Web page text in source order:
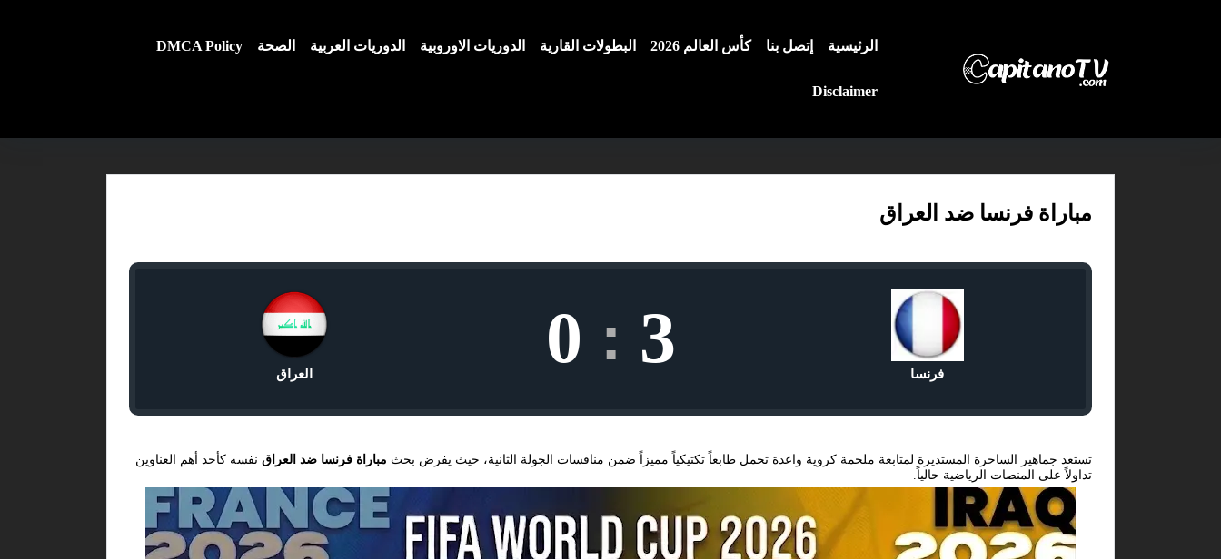
الرئيسية إتصل بنا كأس العالم 2026 البطولات القارية الدوريات الاوروبية الدوريات العربية الصحة DMCA Policy
Disclaimer
مباراة فرنسا ضد العراق
فرنسا 3
:
0 العراق
تستعد جماهير الساحرة المستديرة لمتابعة ملحمة كروية واعدة تحمل طابعاً تكتيكياً مميزاً ضمن منافسات الجولة الثانية، حيث يفرض بحث مباراة فرنسا ضد العراق نفسه كأحد أهم العناوين
تداولاً على المنصات الرياضية حالياً.